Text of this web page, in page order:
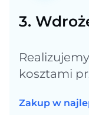
3.
kosztami
Zakup w